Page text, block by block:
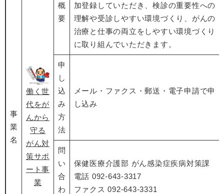
事
業
名
​働く世
代をが
んから
守る
がん対
策サポ
ート事
業
概
要
加登録していただき、検診の重要性への
理解や受診しやすい環境づくり、がんの
治療と仕事の両立をしやすい環境づくり
に取り組んでいただきます。
申
し
込
み
方
法
メール・ファクス・郵送・電子申請で申
し込み
問
い
合
わ
保健医療介護部 がん感染症疾病対策課
電話 092-643-3317
ファクス 092-643-3331